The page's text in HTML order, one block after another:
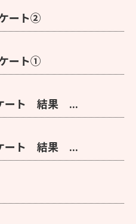
ート②
ート①
ート 結果 ...
ート 結果 ...